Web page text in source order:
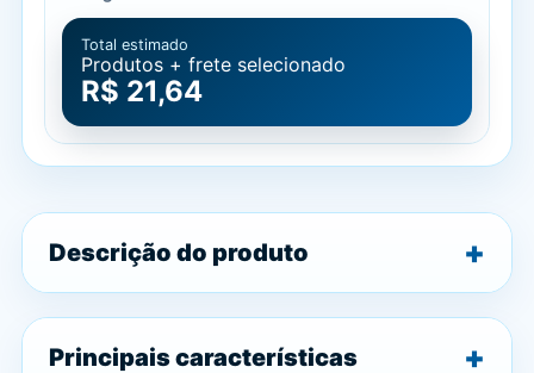
Total estimado
Produtos + frete selecionado
R$ 21,64
Descrição do produto
Principais características